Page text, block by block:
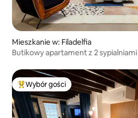
Mieszkanie w: Filadelfia
Butikowy apartament z 2
Najpopularniejsze z kategorii Wybór
Wybór gości